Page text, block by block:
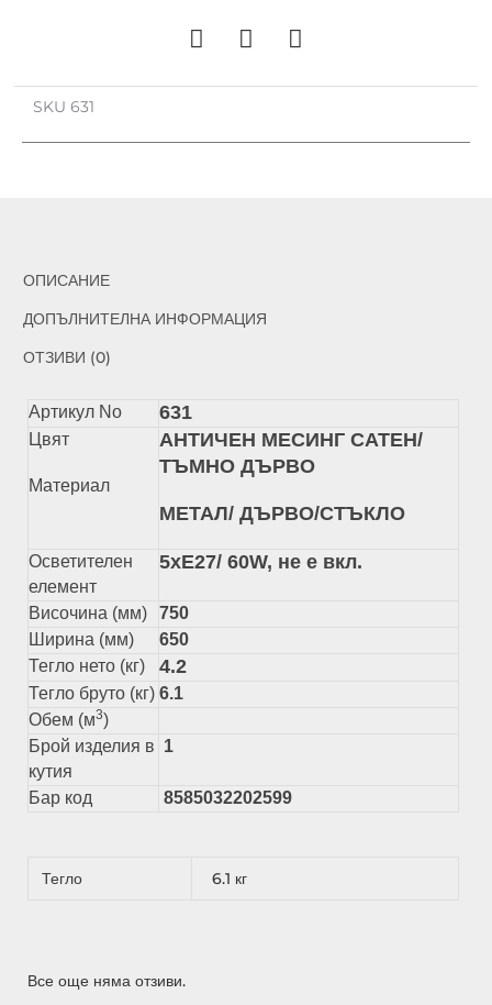
SKU 631
ОПИСАНИЕ
ДОПЪЛНИТЕЛНА ИНФОРМАЦИЯ
ОТЗИВИ (0)
Артикул No 631
Цвят
Материал
АНТИЧЕН МЕСИНГ САТЕН/
ТЪМНО ДЪРВО
МЕТАЛ/ ДЪРВО/СТЪКЛО
Осветителен
елемент
5хЕ27/ 60W, не е вкл.
Височина (мм)
750
Ширина (мм)
650
Тегло нето (кг)
4.2
Тегло бруто (кг) 6.1
Обем (м3)
Брой изделия в
кутия
1
Бар код 8585032202599
Тегло 6.1 кг
Все още няма отзиви.